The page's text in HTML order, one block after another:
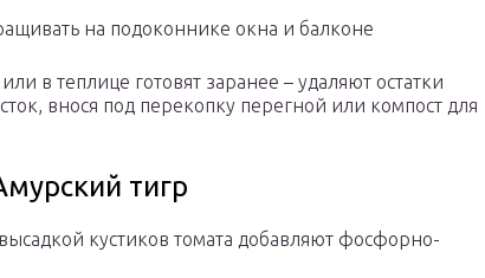
на подоконнике окна и балконе
в теплице готовят заранее – удаляют остатки
внося под перекопку перегной или компост для
тигр
кустиков томата добавляют фосфорно-